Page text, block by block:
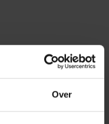
Over